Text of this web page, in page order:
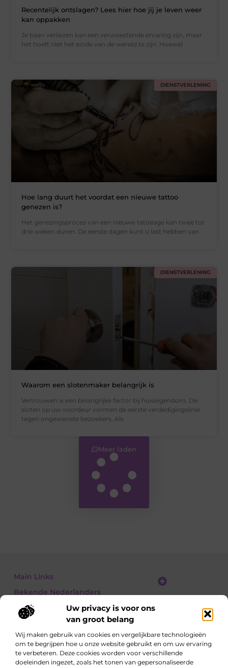
Uw privacy is voor ons
van groot belang
Wij maken gebruik van cookies en vergelijkbare technologieën
om te begrijpen hoe u onze website gebruikt en om uw ervaring
te verbeteren. Deze cookies worden voor verschillende
doeleinden ingezet, zoals het tonen van gepersonaliseerde
Recentelijk ontslagen? Lees hier hoe jij je leven weer
kan oppakken
Je baan verliezen kan een verwoestende ervaring zijn, maar
het hoeft niet het einde van de wereld te zijn. Hoewel
DIENSTVERLENING
Hoe lang duurt het voordat een nieuwe tattoo
genezen is?
Het genezingsproces van een nieuwe tatoeage kan twee tot
drie weken duren. De eerste dagen kunt u last hebben van
DIENSTVERLENING
Waarom een slotenmaker belangrijk is
Vertrouwen is een belangrijke factor bij huiseigendom. De
sloten op uw voordeur vormen de eerste verdedigingslinie
tegen ongewenste bezoekers. Als
Meer laden
Main Links
Bekende Nederlanders
Ontdek, lees, leer – elke dag opnieuw
Artikelen vol kennis, meningen en inspirerende